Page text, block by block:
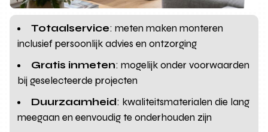
Totaalservice: meten maken monteren
inclusief persoonlijk advies en ontzorging
Gratis inmeten: mogelijk onder voorwaarden
bij geselecteerde projecten
Duurzaamheid: kwaliteitsmaterialen die lang
meegaan en eenvoudig te onderhouden zijn